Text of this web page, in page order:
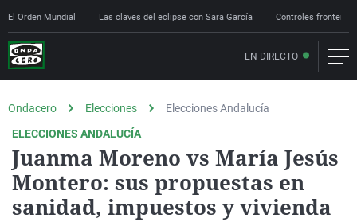
El Orden Mundial Las claves del eclipse con Sara García Controles
EN DIRECTO
Ondacero Elecciones
Elecciones Andalucía
ELECCIONES ANDALUCÍA
Juanma Moreno vs María Jesús
Montero: sus propuestas en
sanidad, impuestos y vivienda